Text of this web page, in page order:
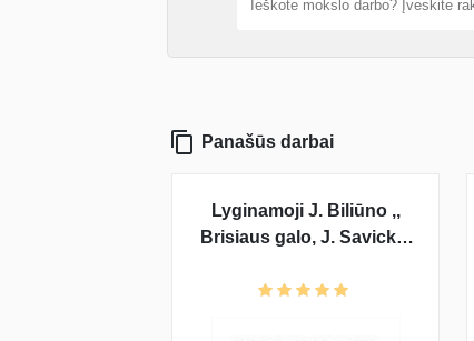
Panašūs darbai
Lyginamoji J. Biliūno ,,
Brisiaus galo, J. Savickio
Šūvis po marazyno